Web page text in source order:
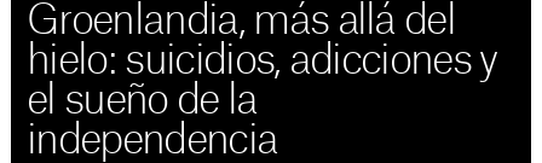
Groenlandia, más allá del
hielo: suicidios, adicciones y
el sueño de la
independencia